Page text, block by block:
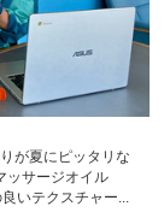
が夏にピッタリな
ッサージオイル
いテクスチャー...